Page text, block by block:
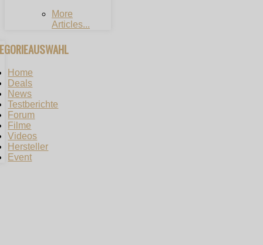
More
Articles...
Home
Deals
News
Testberichte
Forum
Filme
Videos
Hersteller
Event